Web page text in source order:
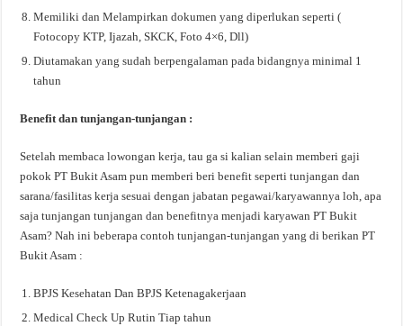
Memiliki dan Melampirkan dokumen yang diperlukan seperti (
Fotocopy KTP, Ijazah, SKCK, Foto 4×6, Dll)
Diutamakan yang sudah berpengalaman pada bidangnya minimal 1
tahun
Benefit dan tunjangan-tunjangan :
Setelah membaca lowongan kerja, tau ga si kalian selain memberi gaji
pokok PT Bukit Asam pun memberi beri benefit seperti tunjangan dan
sarana/fasilitas kerja sesuai dengan jabatan pegawai/karyawannya loh, apa
saja tunjangan tunjangan dan benefitnya menjadi karyawan PT Bukit
Asam? Nah ini beberapa contoh tunjangan-tunjangan yang di berikan PT
Bukit Asam :
BPJS Kesehatan Dan BPJS Ketenagakerjaan
Medical Check Up Rutin Tiap tahun